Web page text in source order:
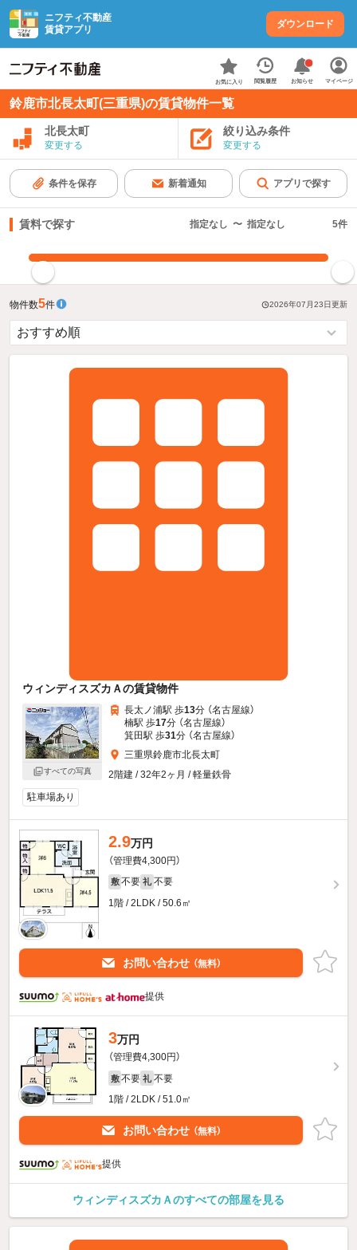
ニフティ不動産
賃貸アプリ
ダウンロード
お気に入り 閲覧履歴 お知らせ マイページ
鈴鹿市北長太町(三重県)の賃貸物件一覧
北長太町
変更する
絞り込み条件
変更する
条件を保存 新着通知 アプリで探す
賃料で探す 指定なし 〜 指定なし 5件
物件数5件 2026年07月23日更新
ウィンディスズカＡの賃貸物件
すべての写真
長太ノ浦駅 歩13分 （名古屋線）
楠駅 歩17分 （名古屋線）
箕田駅 歩31分 （名古屋線）
三重県鈴鹿市北長太町
2階建 / 32年2ヶ月 / 軽量鉄骨
駐車場あり
2.9万円
（管理費4,300円）
敷 不要 礼 不要
1階 / 2LDK / 50.6㎡
お問い合わせ （無料）
提供
3万円
（管理費4,300円）
敷 不要 礼 不要
1階 / 2LDK / 51.0㎡
お問い合わせ （無料）
提供
ウィンディスズカＡのすべての部屋を見る